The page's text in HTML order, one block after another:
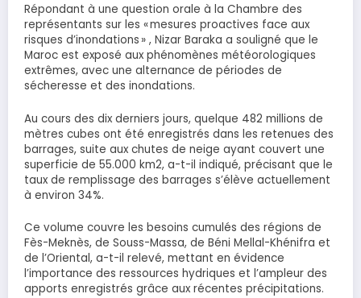
Répondant à une question orale à la Chambre des
représentants sur les « mesures proactives face aux
risques d’inondations » , Nizar Baraka a souligné que le
Maroc est exposé aux phénomènes météorologiques
extrêmes, avec une alternance de périodes de
sécheresse et des inondations.
Au cours des dix derniers jours, quelque 482 millions de
mètres cubes ont été enregistrés dans les retenues des
barrages, suite aux chutes de neige ayant couvert une
superficie de 55.000 km2, a-t-il indiqué, précisant que le
taux de remplissage des barrages s’élève actuellement
à environ 34%.
Ce volume couvre les besoins cumulés des régions de
Fès-Meknès, de Souss-Massa, de Béni Mellal-Khénifra et
de l’Oriental, a-t-il relevé, mettant en évidence
l’importance des ressources hydriques et l’ampleur des
apports enregistrés grâce aux récentes précipitations.